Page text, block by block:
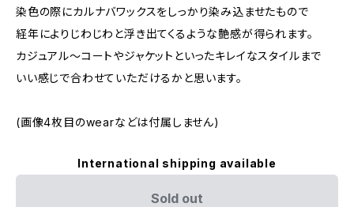
染色の際にカルナバワックスをしっかり染み込ませたもので
経年によりじわじわと浮き出てくるような艶感が得られます。
カジュアル〜コートやジャケットといったキレイなスタイルまで
いい感じで合わせていただけるかと思います。
(画像4枚目のwearなどは付属しません)
International shipping available
Sold out